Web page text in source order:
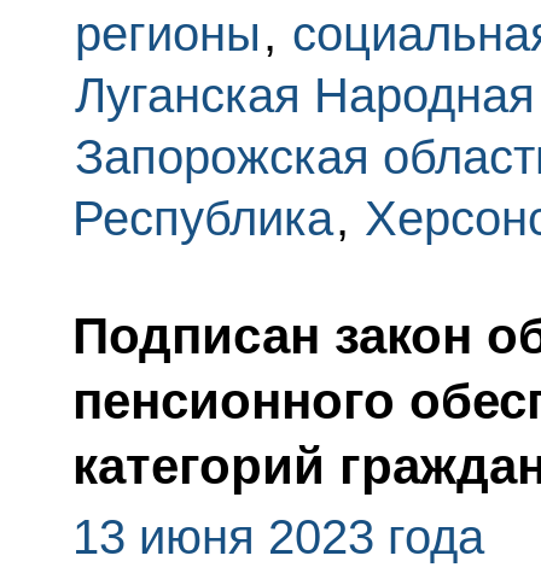
регионы,
Луганская
Запорожская
Республика,
Подписан закон
пенсионного
категорий
13 июня 2023 года